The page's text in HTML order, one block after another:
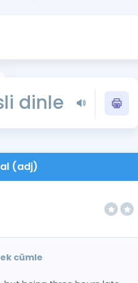
Tüm ÖSYM
YDS - YÖKDİL
İngilizce Gramer
dinle
(adj)
cümle